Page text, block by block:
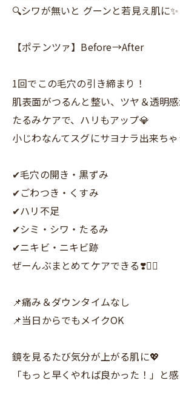
🔍シワが無いと グーンと若見え肌に✨️
【ポテンツァ】Before→After
1回でこの毛穴の引き締まり！
肌表面がつるんと整い、ツヤ＆透明
たるみケアで、ハリもアップ💎
小じわなんてスグにサヨナラ出来ち
✔毛穴の開き・黒ずみ
✔ごわつき・くすみ
✔ハリ不足
✔シミ・シワ・たるみ
✔ニキビ・ニキビ跡
ぜーんぶまとめてケアできる❣️💆‍♀️
📌痛み＆ダウンタイムなし
📌当日からでもメイクOK
鏡を見るたび気分が上がる肌に💖
「もっと早くやれば良かった！」と